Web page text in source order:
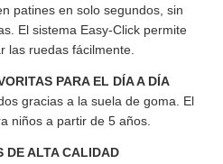
patines en solo segundos, sin
El sistema Easy-Click permite
las ruedas fácilmente.
PARA EL DÍA A DÍA
gracias a la suela de goma. El
niños a partir de 5 años.
DE ALTA CALIDAD